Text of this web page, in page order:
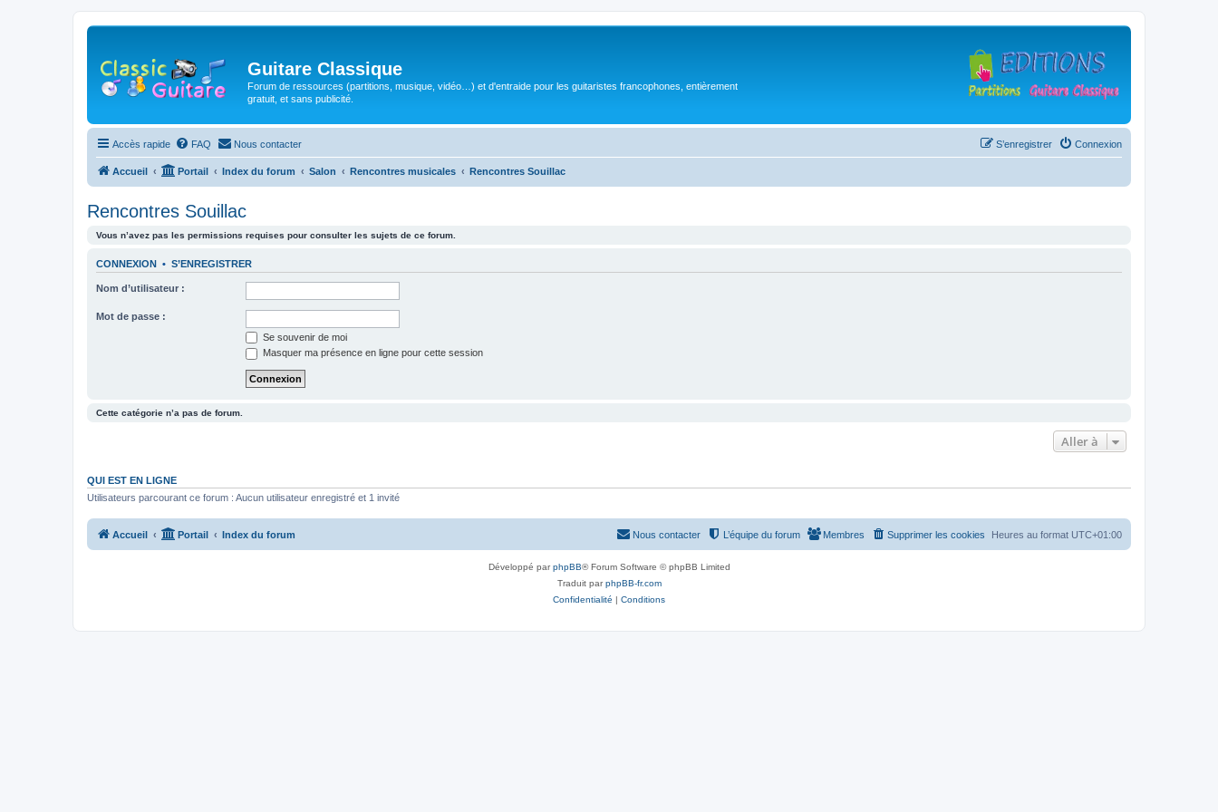
Guitare Classique
Forum de ressources (partitions, musique, vidéo…) et d'entraide pour les guitaristes francophones, entièrement
gratuit, et sans publicité.
Accès rapide FAQ Nous contacter Connexion
S’enregistrer
Accueil Portail Index du forum Salon Rencontres musicales Rencontres Souillac
Rencontres Souillac
Vous n’avez pas les permissions requises pour consulter les sujets de ce forum.
CONNEXION • S’ENREGISTRER
Nom d’utilisateur :
Mot de passe :
Se souvenir de moi
Masquer ma présence en ligne pour cette session
Cette catégorie n’a pas de forum.
Aller à
QUI EST EN LIGNE
Utilisateurs parcourant ce forum : Aucun utilisateur enregistré et 1 invité
Accueil Portail Index du forum Heures au format UTC+01:00
Supprimer les cookies
Membres
L’équipe du forum
Nous contacter
Développé parphpBB® Forum Software © phpBB Limited
Traduit parphpBB-fr.com
Confidentialité | Conditions